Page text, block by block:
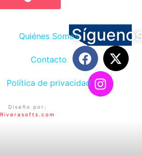
Quiénes Somos
Contacto
Política de privacidad
Diseño por:
Riverasofts.com